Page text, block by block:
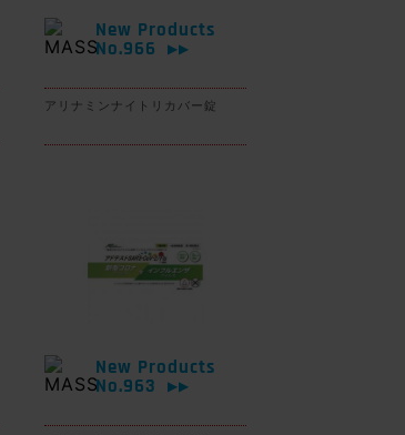
New Products
No.966
▶▶
アリナミンナイトリカバー錠
New Products
No.963
▶▶